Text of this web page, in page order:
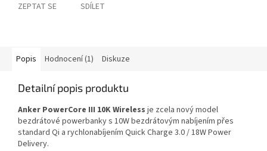
ZEPTAT SE SDÍLET
Popis Hodnocení (1) Diskuze
Detailní popis produktu
Anker PowerCore III 10K Wireless je zcela nový model
bezdrátové powerbanky s 10W bezdrátovým nabíjením přes
standard Qi a rychlonabíjením Quick Charge 3.0 / 18W Power
Delivery.